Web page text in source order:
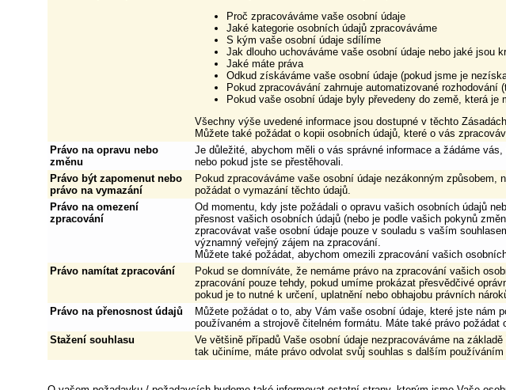
Proč zpracováváme vaše osobní údaje
Jaké kategorie osobních údajů zpracováváme
S kým vaše osobní údaje sdílíme
Jak dlouho uchováváme vaše osobní údaje nebo jaké jsou
Jaké máte práva
Odkud získáváme vaše osobní údaje (pokud jsme je
Pokud zpracovávání zahrnuje automatizované rozhodování
Pokud vaše osobní údaje byly převedeny do země, která
Všechny výše uvedené informace jsou dostupné v těchto
Můžete také požádat o kopii osobních údajů, které o vás
Právo na opravu nebo
změnu
Je důležité, abychom měli o vás správné informace a žádáme
nebo pokud jste se přestěhovali.
Právo být zapomenut nebo
právo na vymazání
Pokud zpracováváme vaše osobní údaje nezákonným
požádat o vymazání těchto údajů.
Právo na omezení
zpracování
Od momentu, kdy jste požádali o opravu vašich osobních údajů
přesnost vašich osobních údajů (nebo je podle vašich pokynů
zpracovávat vaše osobní údaje pouze v souladu s vaším
významný veřejný zájem na zpracování.
Můžete také požádat, abychom omezili zpracování vašich
Právo namítat zpracování
Pokud se domníváte, že nemáme právo na zpracování vašich
zpracování pouze tehdy, pokud umíme prokázat přesvědčivé
pokud je to nutné k určení, uplatnění nebo obhajobu právních
Právo na přenosnost údajů
Můžete požádat o to, aby Vám vaše osobní údaje, které jste nám
používaném a strojově čitelném formátu. Máte také právo požádat
Stažení souhlasu
Ve většině případů Vaše osobní údaje nezpracováváme na
tak učiníme, máte právo odvolat svůj souhlas s dalším